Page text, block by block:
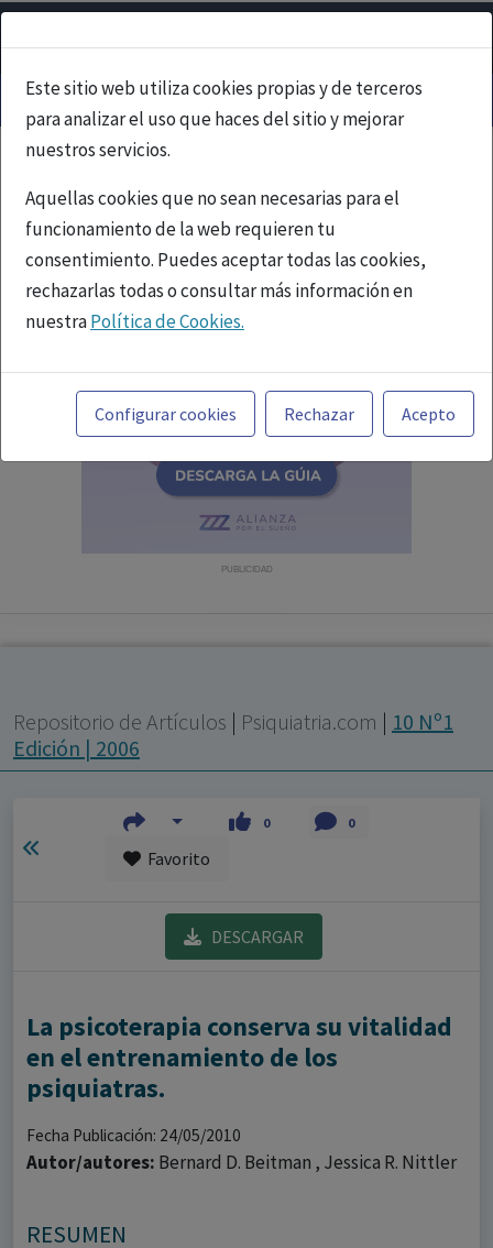
Este sitio web utiliza cookies propias y de terceros
para analizar el uso que haces del sitio y mejorar
nuestros servicios.
Aquellas cookies que no sean necesarias para el
funcionamiento de la web requieren tu
consentimiento. Puedes aceptar todas las cookies,
rechazarlas todas o consultar más información en
nuestraPolítica de Cookies.
Toda la información incluida en la Página Web está
referida a productos del mercado español y, por
tanto, dirigida a profesionales sanitarios legalmente
facultados para prescribir o dispensar medicamentos
con ejercicio profesional. La información técnica de los
fármacos se facilita a título meramente informativo,
Configurar cookies Rechazar Acepto
PUBLICIDAD
Repositorio de Artículos | Psiquiatria.com | 10 Nº1
Edición | 2006
0 0
Favorito
DESCARGAR
La psicoterapia conserva su vitalidad
en el entrenamiento de los
psiquiatras.
Fecha Publicación: 24/05/2010
Autor/autores: Bernard D. Beitman , Jessica R. Nittler
RESUMEN